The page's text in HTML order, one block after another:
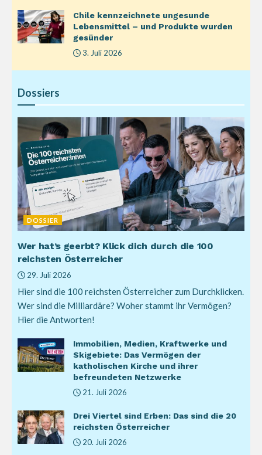
Chile kennzeichnete ungesunde
Lebensmittel – und Produkte wurden
gesünder
3. Juli 2026
Dossiers
DOSSIER
Wer hat’s geerbt? Klick dich durch die 100
reichsten Österreicher
29. Juli 2026
Hier sind die 100 reichsten Österreicher zum Durchklicken.
Wer sind die Milliardäre? Woher stammt ihr Vermögen?
Hier die Antworten!
Immobilien, Medien, Kraftwerke und
Skigebiete: Das Vermögen der
katholischen Kirche und ihrer
befreundeten Netzwerke
21. Juli 2026
Drei Viertel sind Erben: Das sind die 20
reichsten Österreicher
20. Juli 2026